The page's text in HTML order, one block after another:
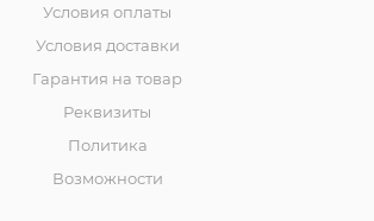
Условия оплаты
Условия доставки
Гарантия на товар
Реквизиты
Политика
Возможности